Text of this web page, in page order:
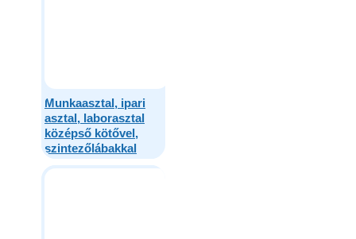
Munkaasztal, ipari
asztal, laborasztal
középső kötővel,
szintezőlábakkal